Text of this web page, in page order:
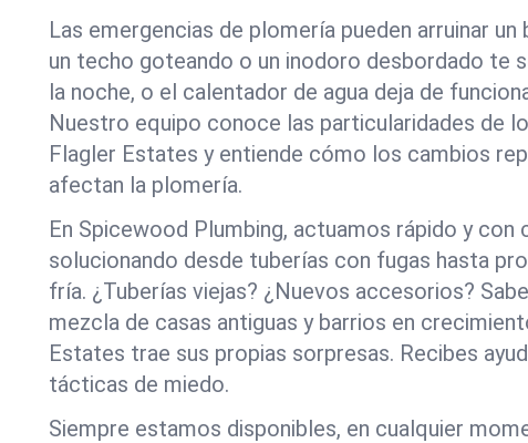
Las emergencias de plomería pueden arruinar un
un techo goteando o un inodoro desbordado te
la noche, o el calentador de agua deja de
Nuestro equipo conoce las particularidades de
Flagler Estates y entiende cómo los cambios
afectan la plomería.
En Spicewood Plumbing, actuamos rápido y con
solucionando desde tuberías con fugas hasta
fría. ¿Tuberías viejas? ¿Nuevos accesorios?
mezcla de casas antiguas y barrios en
Estates trae sus propias sorpresas. Recibes
tácticas de miedo.
Siempre estamos disponibles, en cualquier